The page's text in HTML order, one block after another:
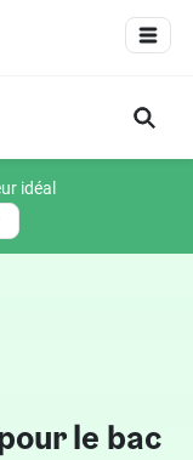
idéal
le bac